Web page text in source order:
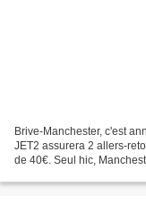
Brive-Manchester, c'est
JET2 assurera 2 allers-
de 40€. Seul hic,